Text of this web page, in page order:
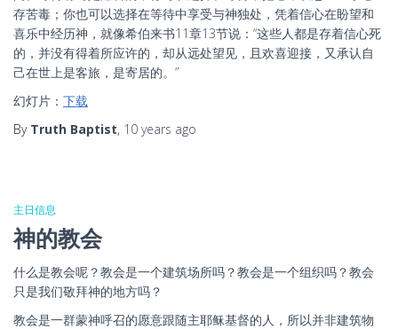
存苦毒；你也可以选择在等待中享受与神独处，凭着信心在盼望和
喜乐中经历神，就像希伯来书11章13节说：“这些人都是存着信心死
的，并没有得着所应许的，却从远处望见，且欢喜迎接，又承认自
己在世上是客旅，是寄居的。”
幻灯片： 下载
By Truth Baptist, 10 years ago
主日信息
神的教会
什么是教会呢？教会是一个建筑场所吗？教会是一个组织吗？教会
只是我们敬拜神的地方吗？
教会是一群蒙神呼召的愿意跟随主耶稣基督的人，所以并非建筑物